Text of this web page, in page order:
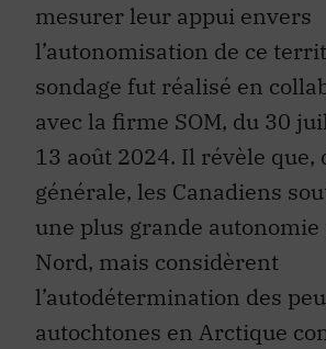
mesurer leur appui envers
l’autonomisation de ce
sondage fut réalisé en
avec la firme SOM, du 30
13 août 2024. Il révèle que,
générale, les Canadiens
une plus grande autonomie
Nord, mais considèrent
l’autodétermination des
autochtones en Arctique